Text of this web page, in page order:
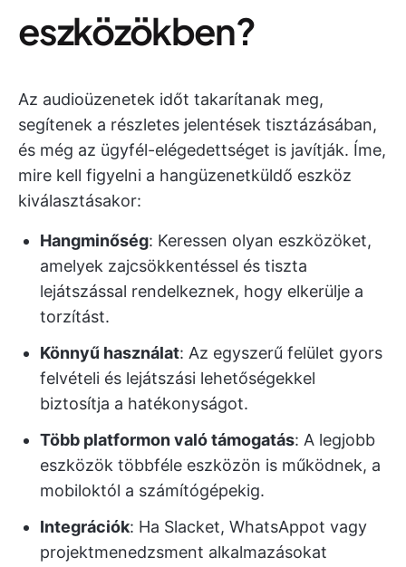
eszközökben?
Az audioüzenetek időt takarítanak meg,
segítenek a részletes jelentések tisztázásában,
és még az ügyfél-elégedettséget is javítják. Íme,
mire kell figyelni a hangüzenetküldő eszköz
kiválasztásakor:
Hangminőség: Keressen olyan eszközöket,
amelyek zajcsökkentéssel és tiszta
lejátszással rendelkeznek, hogy elkerülje a
torzítást.
Könnyű használat: Az egyszerű felület gyors
felvételi és lejátszási lehetőségekkel
biztosítja a hatékonyságot.
Több platformon való támogatás: A legjobb
eszközök többféle eszközön is működnek, a
mobiloktól a számítógépekig.
Integrációk: Ha Slacket, WhatsAppot vagy
projektmenedzsment alkalmazásokat